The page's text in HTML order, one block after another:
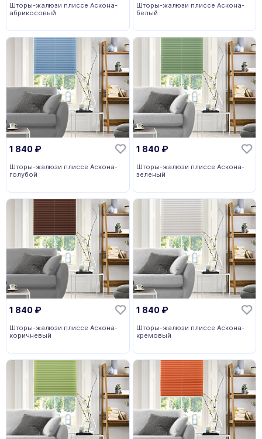
Шторы-жалюзи плиссе Аскона-
абрикосовый
Шторы-жалюзи плиссе Аскона-
белый
1 840 ₽
Шторы-жалюзи плиссе Аскона-
голубой
1 840 ₽
Шторы-жалюзи плиссе Аскона-
зеленый
1 840 ₽
Шторы-жалюзи плиссе Аскона-
коричневый
1 840 ₽
Шторы-жалюзи плиссе Аскона-
кремовый